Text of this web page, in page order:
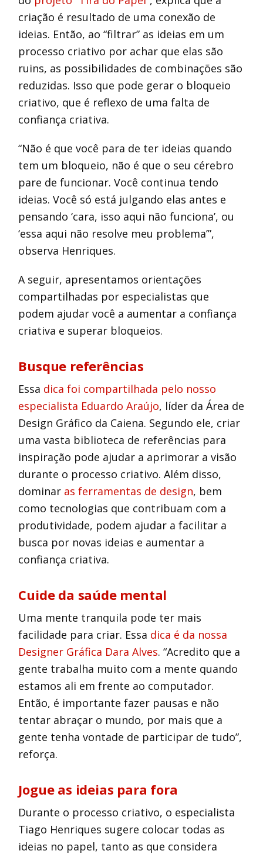
criação é resultado de uma conexão de
ideias. Então, ao “filtrar” as ideias em um
processo criativo por achar que elas são
ruins, as possibilidades de combinações são
reduzidas. Isso que pode gerar o bloqueio
criativo, que é reflexo de uma falta de
confiança criativa.
“Não é que você para de ter ideias quando
tem um bloqueio, não é que o seu cérebro
pare de funcionar. Você continua tendo
ideias. Você só está julgando elas antes e
pensando ‘cara, isso aqui não funciona’, ou
‘essa aqui não resolve meu problema’”,
observa Henriques.
A seguir, apresentamos orientações
compartilhadas por especialistas que
podem ajudar você a aumentar a confiança
criativa e superar bloqueios.
Busque referências
Essa dica foi compartilhada pelo nosso
especialista Eduardo Araújo, líder da Área de
Design Gráfico da Caiena. Segundo ele, criar
uma vasta biblioteca de referências para
inspiração pode ajudar a aprimorar a visão
durante o processo criativo. Além disso,
dominar as ferramentas de design, bem
como tecnologias que contribuam com a
produtividade, podem ajudar a facilitar a
busca por novas ideias e aumentar a
confiança criativa.
Cuide da saúde mental
Uma mente tranquila pode ter mais
facilidade para criar. Essa dica é da nossa
Designer Gráfica Dara Alves. “Acredito que a
gente trabalha muito com a mente quando
estamos ali em frente ao computador.
Então, é importante fazer pausas e não
tentar abraçar o mundo, por mais que a
gente tenha vontade de participar de tudo”,
reforça.
Jogue as ideias para fora
Durante o processo criativo, o especialista
Tiago Henriques sugere colocar todas as
ideias no papel, tanto as que considera